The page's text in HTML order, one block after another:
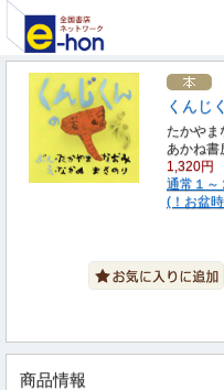
くんじ
たかやま
あかね書
1,320円
通常１～
(！お盆
商品情報